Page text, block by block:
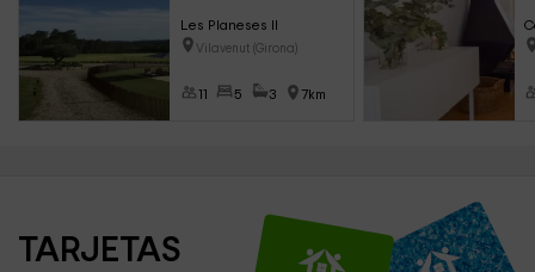
Les Planeses II
Vilavenut (Girona)
11 5 3 7km
TARJETAS